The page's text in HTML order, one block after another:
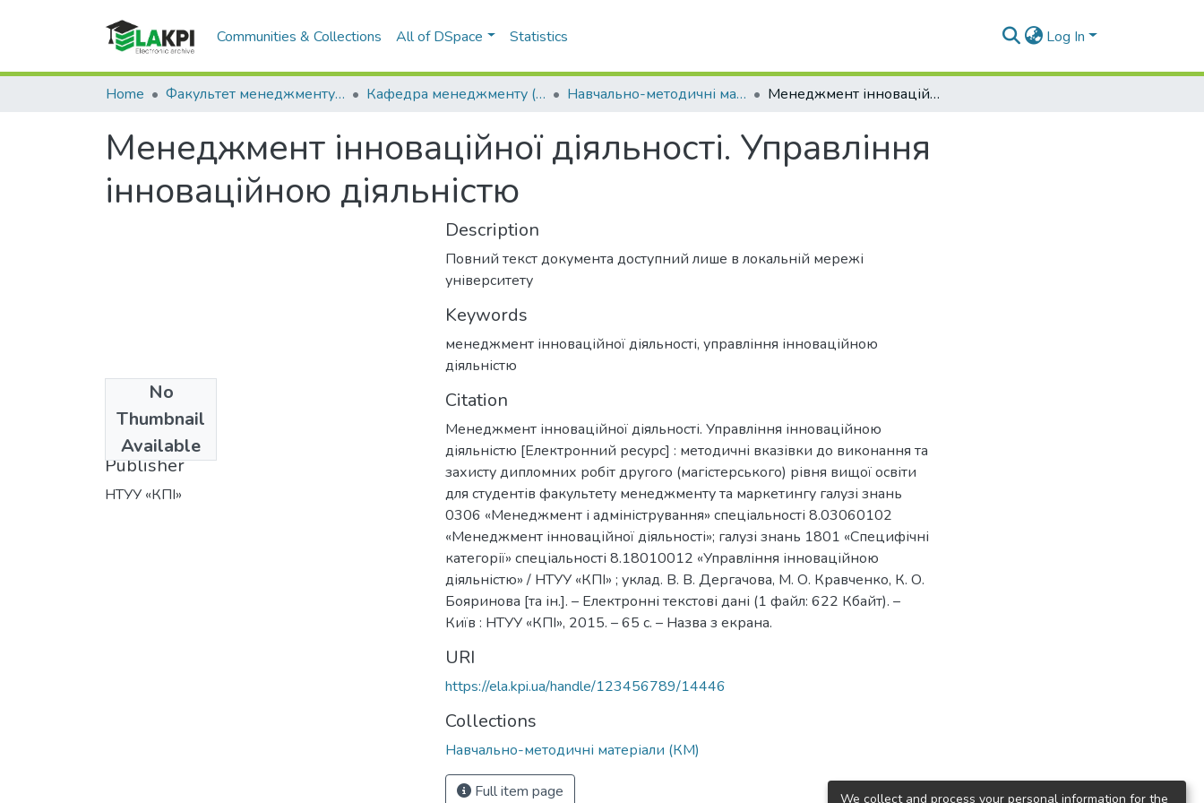
Communities & Collections All of DSpace Statistics Log In
Home Факультет менеджменту та маркетингу (ФММ) Кафедра менеджменту (КМ) Навчально-методичні матеріали (КМ) Менеджмент інноваційної діяльності. Управління інноваційною діяльністю
Менеджмент інноваційної діяльності. Управління
інноваційною діяльністю
No
Thumbnail
Available
2015
Publisher
НТУУ «КПІ»
Description
Повний текст документа доступний лише в локальній мережі
університету
Keywords
менеджмент інноваційної діяльності, управління інноваційною
діяльністю
Citation
Менеджмент інноваційної діяльності. Управління інноваційною
діяльністю [Електронний ресурс] : методичні вказівки до виконання та
захисту дипломних робіт другого (магістерського) рівня вищої освіти
для студентів факультету менеджменту та маркетингу галузі знань
0306 «Менеджмент і адміністрування» спеціальності 8.03060102
«Менеджмент інноваційної діяльності»; галузі знань 1801 «Специфічні
категорії» спеціальності 8.18010012 «Управління інноваційною
діяльністю» / НТУУ «КПІ» ; уклад. В. В. Дергачова, М. О. Кравченко, К. О.
Бояринова [та ін.]. – Електронні текстові дані (1 файл: 622 Кбайт). –
Київ : НТУУ «КПІ», 2015. – 65 с. – Назва з екрана.
URI
https://ela.kpi.ua/handle/123456789/14446
Collections
Навчально-методичні матеріали (КМ)
Full item page We collect and process your personal information for the